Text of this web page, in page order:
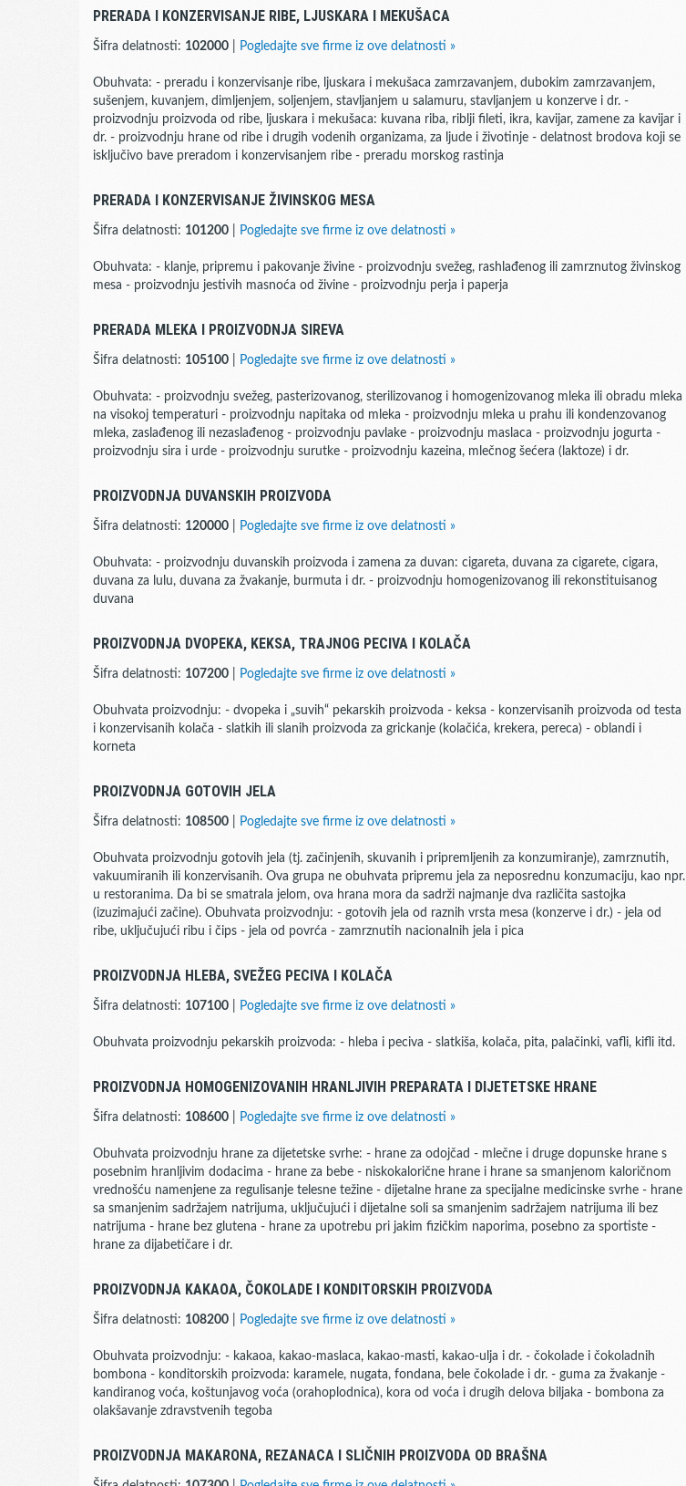
PRERADA I KONZERVISANJE RIBE, LJUSKARA I MEKUŠACA
Šifra delatnosti: 102000 Pogledajte sve firme iz ove delatnosti »
Obuhvata: - preradu i konzervisanje ribe, ljuskara i mekušaca zamrzavanjem, dubokim zamrzavanjem,
sušenjem, kuvanjem, dimljenjem, soljenjem, stavljanjem u salamuru, stavljanjem u konzerve i dr. -
proizvodnju proizvoda od ribe, ljuskara i mekušaca: kuvana riba, riblji fileti, ikra, kavijar, zamene za kavijar i
dr. - proizvodnju hrane od ribe i drugih vodenih organizama, za ljude i životinje - delatnost brodova koji se
isključivo bave preradom i konzervisanjem ribe - preradu morskog rastinja
PRERADA I KONZERVISANJE ŽIVINSKOG MESA
Šifra delatnosti: 101200 Pogledajte sve firme iz ove delatnosti »
Obuhvata: - klanje, pripremu i pakovanje živine - proizvodnju svežeg, rashlađenog ili zamrznutog živinskog
mesa - proizvodnju jestivih masnoća od živine - proizvodnju perja i paperja
PRERADA MLEKA I PROIZVODNJA SIREVA
Šifra delatnosti: 105100 Pogledajte sve firme iz ove delatnosti »
Obuhvata: - proizvodnju svežeg, pasterizovanog, sterilizovanog i homogenizovanog mleka ili obradu mleka
na visokoj temperaturi - proizvodnju napitaka od mleka - proizvodnju mleka u prahu ili kondenzovanog
mleka, zaslađenog ili nezaslađenog - proizvodnju pavlake - proizvodnju maslaca - proizvodnju jogurta -
proizvodnju sira i urde - proizvodnju surutke - proizvodnju kazeina, mlečnog šećera (laktoze) i dr.
PROIZVODNJA DUVANSKIH PROIZVODA
Šifra delatnosti: 120000 Pogledajte sve firme iz ove delatnosti »
Obuhvata: - proizvodnju duvanskih proizvoda i zamena za duvan: cigareta, duvana za cigarete, cigara,
duvana za lulu, duvana za žvakanje, burmuta i dr. - proizvodnju homogenizovanog ili rekonstituisanog
duvana
PROIZVODNJA DVOPEKA, KEKSA, TRAJNOG PECIVA I KOLAČA
Šifra delatnosti: 107200 Pogledajte sve firme iz ove delatnosti »
Obuhvata proizvodnju: - dvopeka i „suvih“ pekarskih proizvoda - keksa - konzervisanih proizvoda od testa
i konzervisanih kolača - slatkih ili slanih proizvoda za grickanje (kolačića, krekera, pereca) - oblandi i
korneta
PROIZVODNJA GOTOVIH JELA
Šifra delatnosti: 108500 Pogledajte sve firme iz ove delatnosti »
Obuhvata proizvodnju gotovih jela (tj. začinjenih, skuvanih i pripremljenih za konzumiranje), zamrznutih,
vakuumiranih ili konzervisanih. Ova grupa ne obuhvata pripremu jela za neposrednu konzumaciju, kao npr.
u restoranima. Da bi se smatrala jelom, ova hrana mora da sadrži najmanje dva različita sastojka
(izuzimajući začine). Obuhvata proizvodnju: - gotovih jela od raznih vrsta mesa (konzerve i dr.) - jela od
ribe, uključujući ribu i čips - jela od povrća - zamrznutih nacionalnih jela i pica
PROIZVODNJA HLEBA, SVEŽEG PECIVA I KOLAČA
Šifra delatnosti: 107100 Pogledajte sve firme iz ove delatnosti »
Obuhvata proizvodnju pekarskih proizvoda: - hleba i peciva - slatkiša, kolača, pita, palačinki, vafli, kifli itd.
PROIZVODNJA HOMOGENIZOVANIH HRANLJIVIH PREPARATA I DIJETETSKE HRANE
Šifra delatnosti: 108600 Pogledajte sve firme iz ove delatnosti »
Obuhvata proizvodnju hrane za dijetetske svrhe: - hrane za odojčad - mlečne i druge dopunske hrane s
posebnim hranljivim dodacima - hrane za bebe - niskokalorične hrane i hrane sa smanjenom kaloričnom
vrednošću namenjene za regulisanje telesne težine - dijetalne hrane za specijalne medicinske svrhe - hrane
sa smanjenim sadržajem natrijuma, uključujući i dijetalne soli sa smanjenim sadržajem natrijuma ili bez
natrijuma - hrane bez glutena - hrane za upotrebu pri jakim fizičkim naporima, posebno za sportiste -
hrane za dijabetičare i dr.
PROIZVODNJA KAKAOA, ČOKOLADE I KONDITORSKIH PROIZVODA
Šifra delatnosti: 108200 Pogledajte sve firme iz ove delatnosti »
Obuhvata proizvodnju: - kakaoa, kakao-maslaca, kakao-masti, kakao-ulja i dr. - čokolade i čokoladnih
bombona - konditorskih proizvoda: karamele, nugata, fondana, bele čokolade i dr. - guma za žvakanje -
kandiranog voća, koštunjavog voća (orahoplodnica), kora od voća i drugih delova biljaka - bombona za
olakšavanje zdravstvenih tegoba
PROIZVODNJA MAKARONA, REZANACA I SLIČNIH PROIZVODA OD BRAŠNA